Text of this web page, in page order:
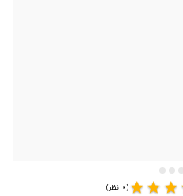
star
star
star(0 نظر)